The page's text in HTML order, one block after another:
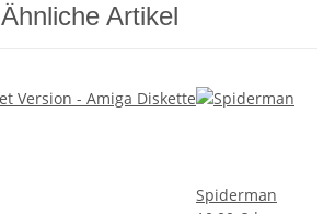
Ähnliche Artikel
Spiderman